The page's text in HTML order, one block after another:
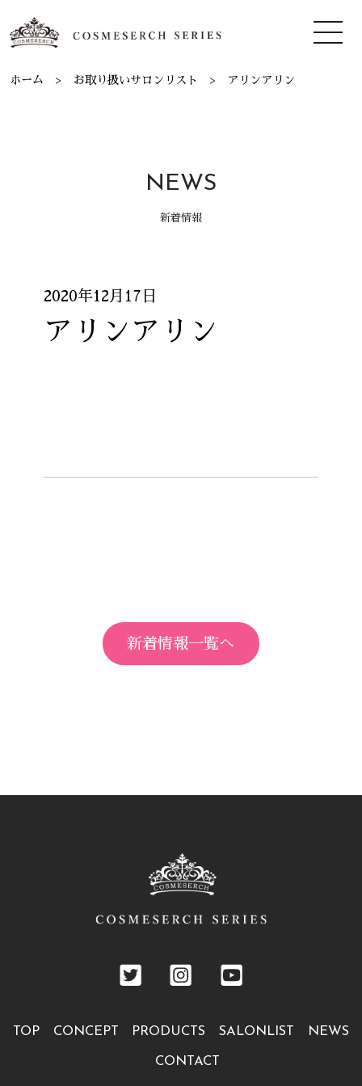
ホーム お取り扱いサロンリスト アリンアリン
NEWS
新着情報
2020年12月17日
アリンアリン
新着情報一覧へ
TOP CONCEPT PRODUCTS SALONLIST NEWS
CONTACT